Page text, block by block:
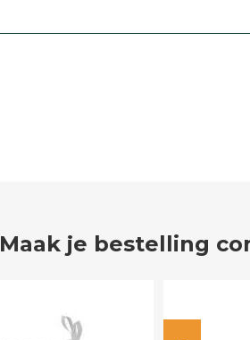
Maak je bestelling